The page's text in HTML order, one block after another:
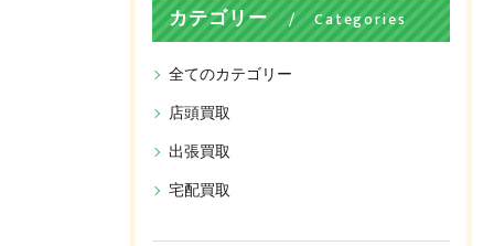
カテゴリー Categories
全てのカテゴリー
店頭買取
出張買取
宅配買取